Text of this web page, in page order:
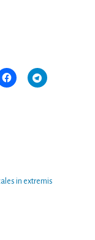
in extremis